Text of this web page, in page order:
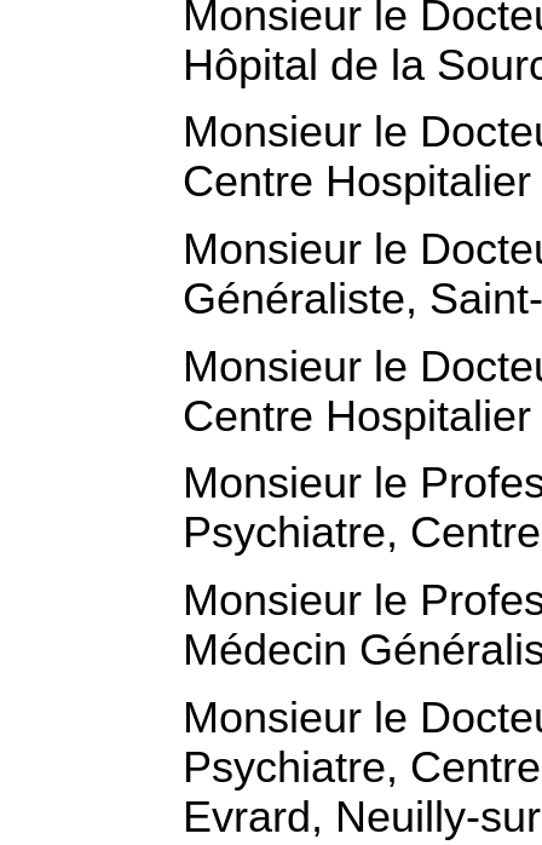
Monsieur le
Hôpital de la
Monsieur le
Centre
Monsieur le
Généraliste,
Monsieur le
Centre
Monsieur le
Psychiatre,
Monsieur le
Médecin
Monsieur le
Psychiatre,
Evrard, Neuilly-